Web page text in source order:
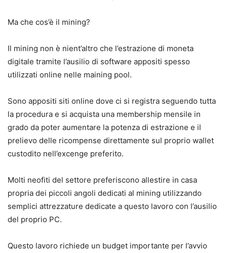
Ma che cos’è il mining?
Il mining non è nient’altro che l’estrazione di moneta
digitale tramite l’ausilio di software appositi spesso
utilizzati online nelle maining pool.
Sono appositi siti online dove ci si registra seguendo tutta
la procedura e si acquista una membership mensile in
grado da poter aumentare la potenza di estrazione e il
prelievo delle ricompense direttamente sul proprio wallet
custodito nell’excenge preferito.
Molti neofiti del settore preferiscono allestire in casa
propria dei piccoli angoli dedicati al mining utilizzando
semplici attrezzature dedicate a questo lavoro con l’ausilio
del proprio PC.
Questo lavoro richiede un budget importante per l’avvio